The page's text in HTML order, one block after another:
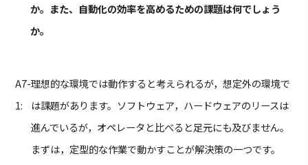
か。また、自動化の効率を高めるための課題は何でしょう
か。
A7-
1:
理想的な環境では動作すると考えられるが，想定外の環境で
は課題があります。ソフトウェア，ハードウェアのリースは
進んでいるが，オペレータと比べると足元にも及びません。
まずは，定型的な作業で動かすことが解決策の一つです。